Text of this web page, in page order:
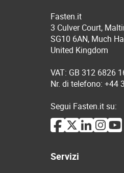
Fasten.it
3 Culver Court,
SG10 6AN, Much
United Kingdom
VAT: GB 312 6826
Nr. di telefono: +44
Segui Fasten.it su:
Servizi